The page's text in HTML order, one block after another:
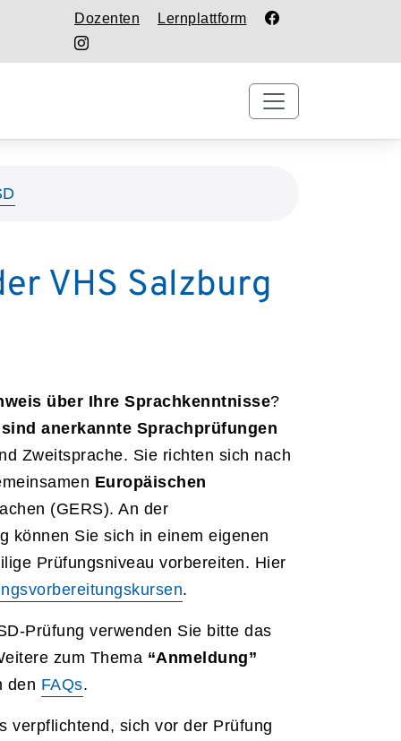
Dozenten Lernplattform
VHS Salzburg
über Ihre Sprachkenntnisse?
anerkannte Sprachprüfungen
Zweitsprache. Sie richten sich nach
Europäischen
(GERS). An der
können Sie sich in einem eigenen
Prüfungsniveau vorbereiten. Hier
.
Prüfung verwenden Sie bitte das
zum Thema “Anmeldung”
den FAQs.
verpflichtend, sich vor der Prüfung